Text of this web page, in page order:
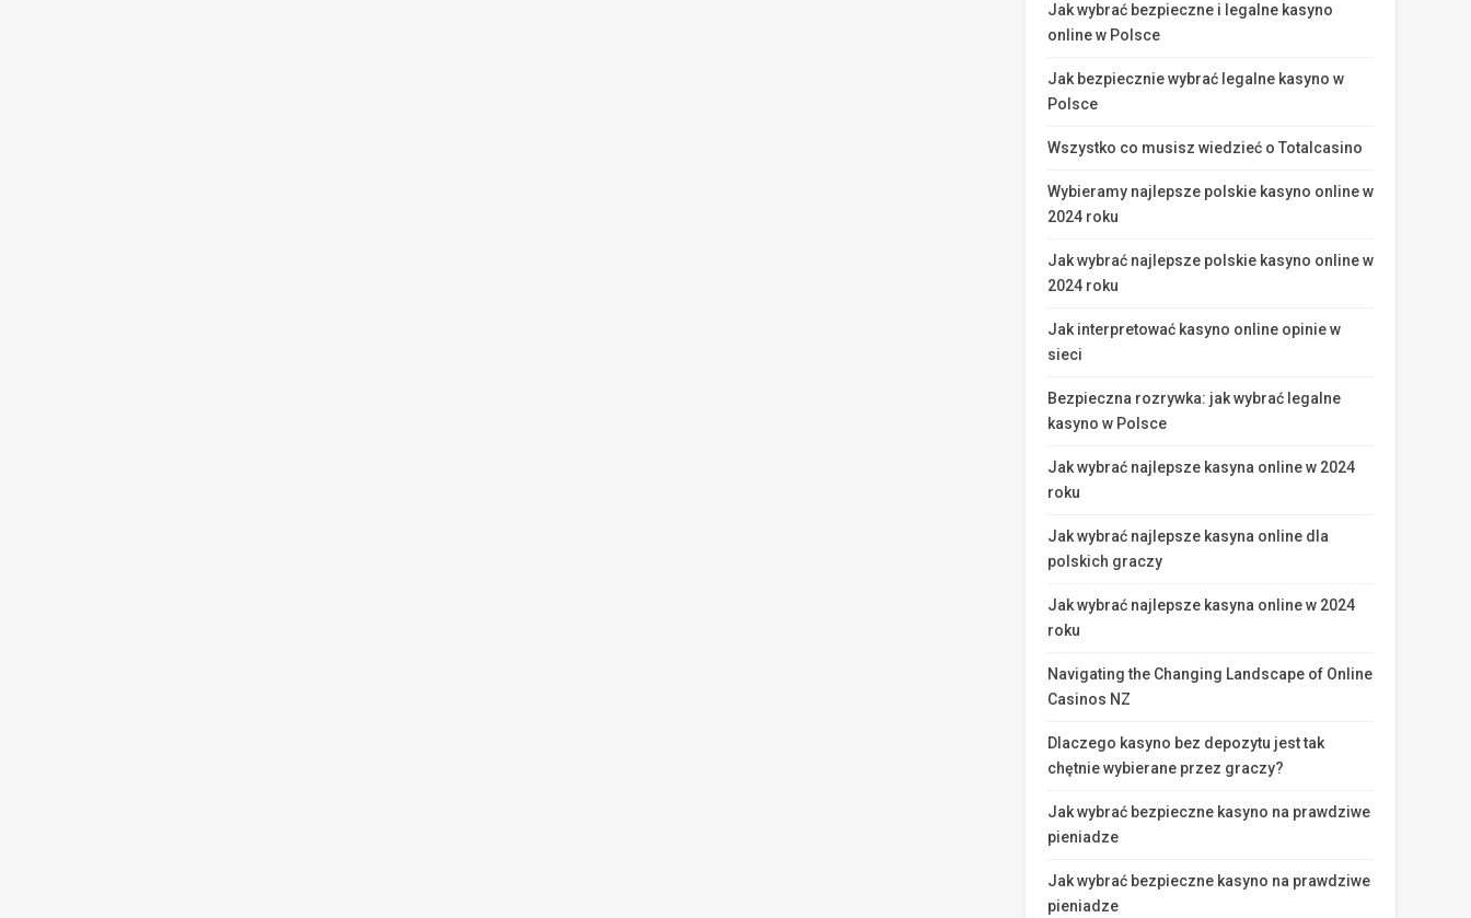
Jak wybrać bezpieczne i legalne kasyno
online w Polsce
Jak bezpiecznie wybrać legalne kasyno w
Polsce
Wszystko co musisz wiedzieć o Totalcasino
Wybieramy najlepsze polskie kasyno online w
2024 roku
Jak wybrać najlepsze polskie kasyno online w
2024 roku
Jak interpretować kasyno online opinie w
sieci
Bezpieczna rozrywka: jak wybrać legalne
kasyno w Polsce
Jak wybrać najlepsze kasyna online w 2024
roku
Jak wybrać najlepsze kasyna online dla
polskich graczy
Jak wybrać najlepsze kasyna online w 2024
roku
Navigating the Changing Landscape of Online
Casinos NZ
Dlaczego kasyno bez depozytu jest tak
chętnie wybierane przez graczy?
Jak wybrać bezpieczne kasyno na prawdziwe
pieniadze
Jak wybrać bezpieczne kasyno na prawdziwe
pieniadze